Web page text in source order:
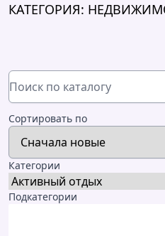
КАТЕГОРИЯ:
Сортировать по
Категории
Подкатегории